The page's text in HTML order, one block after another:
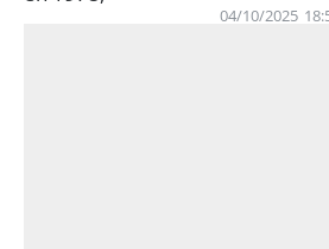
04/10/2025